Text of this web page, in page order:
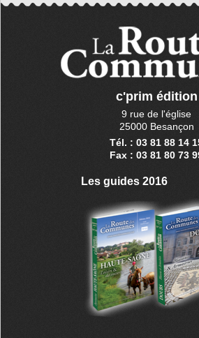
c'prim édition
9 rue de l'église
25000 Besançon
Tél. : 03 81 88 14
Fax : 03 81 80 73
Les guides 2016